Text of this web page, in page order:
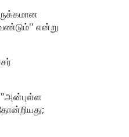
என்று
"அன்புள்ள